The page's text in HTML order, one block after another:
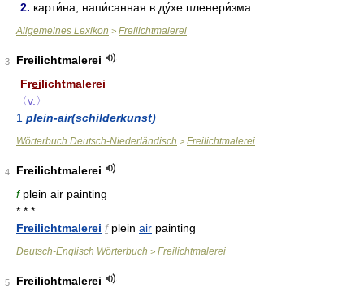
2. карти́на, напи́санная в ду́хе пленери́зма
Allgemeines Lexikon > Freilichtmalerei
3
Freilichtmalerei
Freilichtmalerei
〈v.〉
1 plein-air(schilderkunst)
Wörterbuch Deutsch-Niederländisch > Freilichtmalerei
4
Freilichtmalerei
fplein air painting
* * *
Freilichtmalerei fplein air painting
Deutsch-Englisch Wörterbuch > Freilichtmalerei
5
Freilichtmalerei